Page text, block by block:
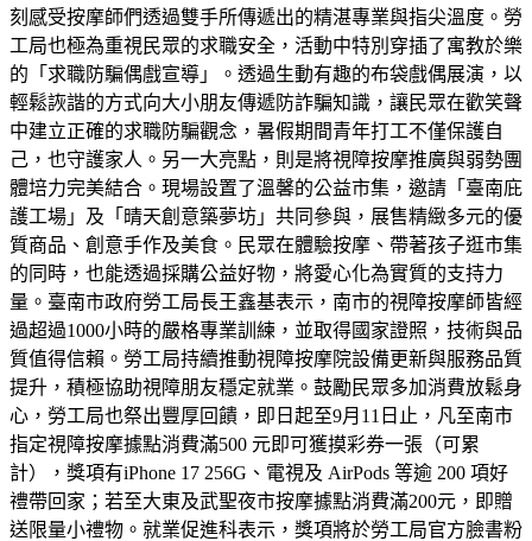
刻感受按摩師們透過雙手所傳遞出的精湛專業與指尖溫度。勞
工局也極為重視民眾的求職安全，活動中特別穿插了寓教於樂
的「求職防騙偶戲宣導」。透過生動有趣的布袋戲偶展演，以
輕鬆詼諧的方式向大小朋友傳遞防詐騙知識，讓民眾在歡笑聲
中建立正確的求職防騙觀念，暑假期間青年打工不僅保護自
己，也守護家人。另一大亮點，則是將視障按摩推廣與弱勢團
體培力完美結合。現場設置了溫馨的公益市集，邀請「臺南庇
護工場」及「晴天創意築夢坊」共同參與，展售精緻多元的優
質商品、創意手作及美食。民眾在體驗按摩、帶著孩子逛市集
的同時，也能透過採購公益好物，將愛心化為實質的支持力
量。臺南市政府勞工局長王鑫基表示，南市的視障按摩師皆經
過超過1000小時的嚴格專業訓練，並取得國家證照，技術與品
質值得信賴。勞工局持續推動視障按摩院設備更新與服務品質
提升，積極協助視障朋友穩定就業。鼓勵民眾多加消費放鬆身
心，勞工局也祭出豐厚回饋，即日起至9月11日止，凡至南市
指定視障按摩據點消費滿500 元即可獲摸彩券一張（可累
計），獎項有iPhone 17 256G、電視及 AirPods 等逾 200 項好
禮帶回家；若至大東及武聖夜市按摩據點消費滿200元，即贈
送限量小禮物。就業促進科表示，獎項將於勞工局官方臉書粉